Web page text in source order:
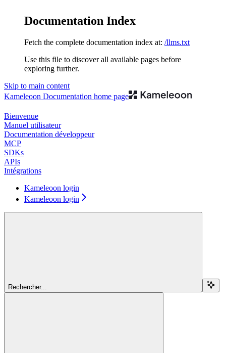
Documentation Index
Fetch the complete documentation index at: /llms.txt
Use this file to discover all available pages before
exploring further.
Skip to main content
Kameleoon Documentation home page
Bienvenue
Manuel utilisateur
Documentation développeur
MCP
SDKs
APIs
Intégrations
Kameleoon login
Kameleoon login
Rechercher...